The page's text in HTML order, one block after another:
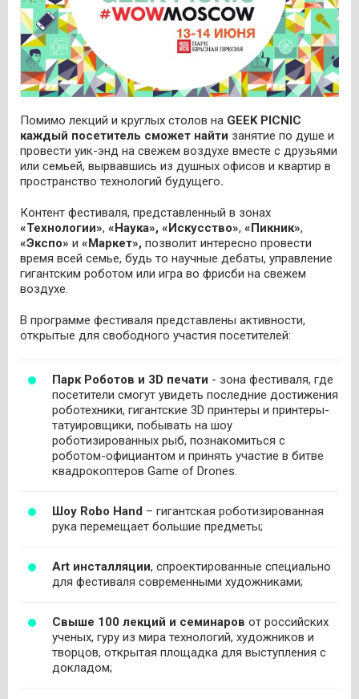
Помимо лекций и круглых столов на GEEK PICNIC
каждый посетитель сможет найти занятие по душе и
провести уик-энд на свежем воздухе вместе с друзьями
или семьей, вырвавшись из душных офисов и квартир в
пространство технологий будущего.
Контент фестиваля, представленный в зонах
«Технологии», «Наука», «Искусство», «Пикник»,
«Экспо» и «Маркет», позволит интересно провести
время всей семье, будь то научные дебаты, управление
гигантским роботом или игра во фрисби на свежем
воздухе.
В программе фестиваля представлены активности,
открытые для свободного участия посетителей:
Парк Роботов и 3D печати - зона фестиваля, где
посетители смогут увидеть последние достижения
роботехники, гигантские 3D принтеры и принтеры-
татуировщики, побывать на шоу
роботизированных рыб, познакомиться с
роботом-официантом и принять участие в битве
квадрокоптеров Game of Drones.
Шоу Robo Hand – гигантская роботизированная
рука перемещает большие предметы;
Art инсталляции, спроектированные специально
для фестиваля современными художниками;
Свыше 100 лекций и семинаров от российских
ученых, гуру из мира технологий, художников и
творцов, открытая площадка для выступления с
докладом;